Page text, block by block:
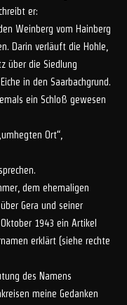
er:
Weinberg vom Hainberg
Darin verläuft die Hohle,
über die Siedlung
in den Saarbachgrund.
ein Schloß gewesen
Ort“,
dem ehemaligen
Gera und seiner
1943 ein Artikel
erklärt (siehe rechte
des Namens
meine Gedanken